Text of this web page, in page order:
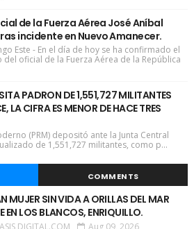
de la Fuerza Aérea José Aníbal
incidente en Nuevo Amanecer.
Este - En el día de hoy se ha confirmado el
oficial de la Fuerza Aérea de la República
PADRON DE 1,551,727 MILITANTES
LA CIFRA ES MENOR DE HACE TRES
(PRM) depositó ante la Junta Central
de 1,551,727 militantes, como p...
COMMENTS
MUJER SIN VIDA A ORILLAS DEL MAR
EN LOS BLANCOS, ENRIQUILLO.